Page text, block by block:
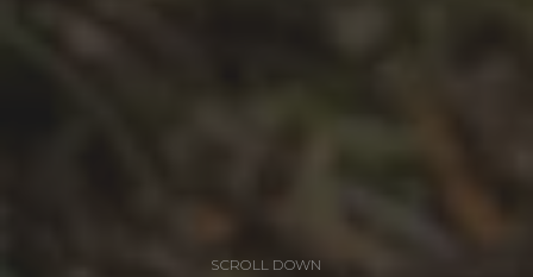
SCROLL DOWN